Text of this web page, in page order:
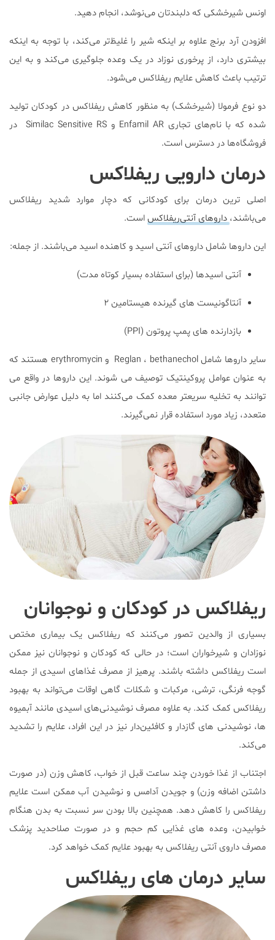
اونس شیرخشکی که دلبندتان می‌نوشد، انجام دهید.
افزودن آرد برنج علاوه بر اینکه شیر را غلیظ‌تر می‌کند، با توجه به اینکه
بیشتری دارد، از پرخوری نوزاد در یک وعده جلوگیری می‌کند و به این
ترتیب باعث کاهش علایم ریفلاکس می‌شود.
دو نوع فرمولا (شیرخشک) به منظور کاهش ریفلاکس در کودکان تولید
شده که با نام‌های تجاری Enfamil AR و Similac Sensitive RS در
فروشگاه‌ها در دسترس است.
درمان دارویی ریفلاکس
اصلی ترین درمان برای کودکانی که دچار موارد شدید ریفلاکس
می‌باشند،داروهای آنتی‌ریفلاکساست.
این داروها شامل داروهای آنتی اسید و کاهنده اسید می‌باشند. از جمله:
آنتی اسیدها (برای استفاده بسیار کوتاه مدت)
آنتاگونیست های گیرنده هیستامین ۲
بازدارنده های پمپ پروتون (PPI)
سایر داروها شامل Reglan ، bethanechol و erythromycin هستند که
به عنوان عوامل پروکینتیک توصیف می شوند. این داروها در واقع می
توانند به تخلیه سریعتر معده کمک می‌کنند اما به دلیل عوارض جانبی
متعدد، زیاد مورد استفاده قرار نمی‌گیرند.
ریفلاکس در کودکان و نوجوانان
بسیاری از والدین تصور می‌کنند که ریفلاکس یک بیماری مختص
نوزادان و شیرخواران است؛ در حالی که کودکان و نوجوانان نیز ممکن
است ریفلاکس داشته باشند. پرهیز از مصرف غذاهای اسیدی از جمله
گوجه فرنگی، ترشی، مرکبات و شکلات گاهی اوقات می‌تواند به بهبود
ریفلاکس کمک کند. به علاوه مصرف نوشیدنی‌های اسیدی مانند آبمیوه
ها، نوشیدنی های گازدار و کافئین‌دار نیز در این افراد، علایم را تشدید
می‌کند.
اجتناب از غذا خوردن چند ساعت قبل از خواب، کاهش وزن (در صورت
داشتن اضافه وزن) و جویدن آدامس و نوشیدن آب ممکن است علایم
ریفلاکس را کاهش دهد. همچنین بالا بودن سر نسبت به بدن هنگام
خوابیدن، وعده های غذایی کم حجم و در صورت صلاحدید پزشک
مصرف داروی آنتی ریفلاکس به بهبود علایم کمک خواهد کرد.
سایر درمان های ریفلاکس